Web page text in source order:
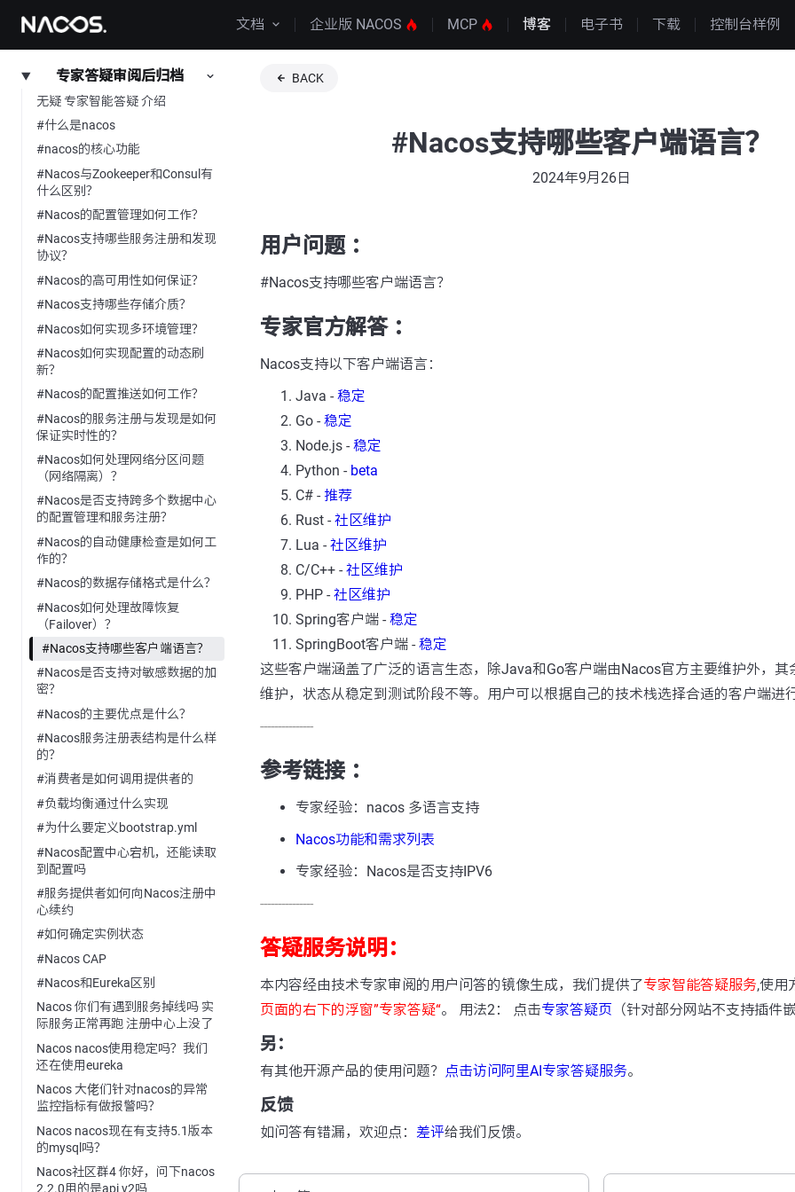
文档 企业版 NACOS MCP 博客 电子书 下载 控制台样例
专家答疑审阅后归档
无疑 专家智能答疑 介绍
#什么是nacos
#nacos的核心功能
#Nacos与Zookeeper和Consul有
什么区别？
#Nacos的配置管理如何工作？
#Nacos支持哪些服务注册和发现
协议？
#Nacos的高可用性如何保证？
#Nacos支持哪些存储介质？
#Nacos如何实现多环境管理？
#Nacos如何实现配置的动态刷
新？
#Nacos的配置推送如何工作？
#Nacos的服务注册与发现是如何
保证实时性的？
#Nacos如何处理网络分区问题
（网络隔离）？
#Nacos是否支持跨多个数据中心
的配置管理和服务注册？
#Nacos的自动健康检查是如何工
作的？
#Nacos的数据存储格式是什么？
#Nacos如何处理故障恢复
（Failover）？
#Nacos支持哪些客户端语言？
#Nacos是否支持对敏感数据的加
密？
#Nacos的主要优点是什么？
#Nacos服务注册表结构是什么样
的？
#消费者是如何调用提供者的
#负载均衡通过什么实现
#为什么要定义bootstrap.yml
#Nacos配置中心宕机，还能读取
到配置吗
#服务提供者如何向Nacos注册中
心续约
#如何确定实例状态
#Nacos CAP
#Nacos和Eureka区别
Nacos 你们有遇到服务掉线吗 实
际服务正常再跑 注册中心上没了
Nacos nacos使用稳定吗？我们
还在使用eureka
Nacos 大佬们针对nacos的异常
监控指标有做报警吗？
Nacos nacos现在有支持5.1版本
的mysql吗？
Nacos社区群4 你好，问下nacos
2.2.0用的是api v2吗
BACK
#Nacos支持哪些客户端语言？
2024年9月26日
用户问题 ：
#Nacos支持哪些客户端语言？
专家官方解答 ：
Nacos支持以下客户端语言：
Java - 稳定
Go - 稳定
Node.js - 稳定
Python - beta
C# - 推荐
Rust - 社区维护
Lua - 社区维护
C/C++ - 社区维护
PHP - 社区维护
Spring客户端 - 稳定
SpringBoot客户端 - 稳定
这些客户端涵盖了广泛的语言生态，除Java和Go客户端由Nacos官方主要维护外，其
维护，状态从稳定到测试阶段不等。用户可以根据自己的技术栈选择合适的客户端进行
---------------
参考链接 ：
专家经验：nacos 多语言支持
Nacos功能和需求列表
专家经验：Nacos是否支持IPV6
---------------
答疑服务说明：
本内容经由技术专家审阅的用户问答的镜像生成，我们提供了专家智能答疑服务,使用
页面的右下的浮窗”专家答疑“。 用法2： 点击专家答疑页 （针对部分网站不支持插件
另：
有其他开源产品的使用问题？ 点击访问阿里AI专家答疑服务。
反馈
如问答有错漏，欢迎点： 差评给我们反馈。